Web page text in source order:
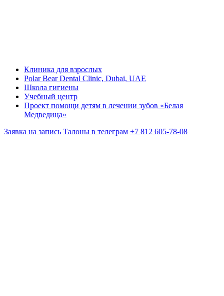
Клиника для взрослых
Polar Bear Dental Clinic, Dubai, UAE
Школа гигиены
Учебный центр
Проект помощи детям в лечении зубов «Белая
Медведица»
Заявка на запись Талоны в телеграм +7 812 605-78-08